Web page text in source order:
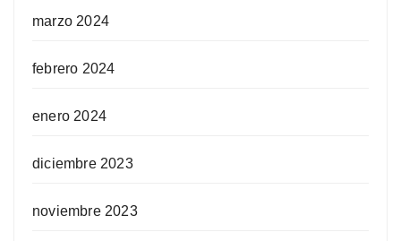
marzo 2024
febrero 2024
enero 2024
diciembre 2023
noviembre 2023